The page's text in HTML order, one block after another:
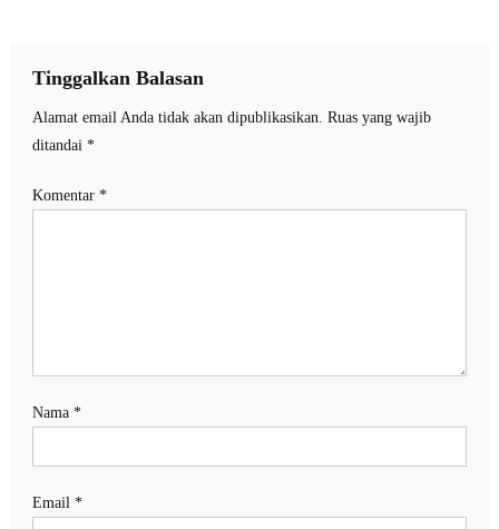
Tinggalkan Balasan
Alamat email Anda tidak akan dipublikasikan. Ruas yang wajib
ditandai *
Komentar *
Nama *
Email *